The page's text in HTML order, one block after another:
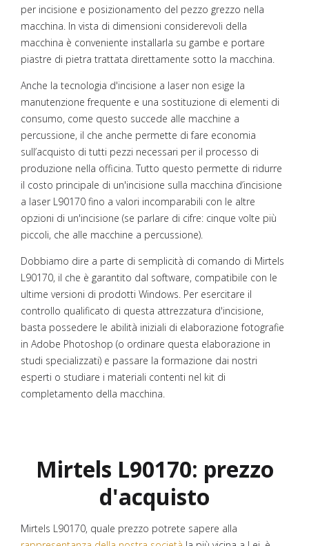
per incisione e posizionamento del pezzo grezzo nella
macchina. In vista di dimensioni considerevoli della
macchina è conveniente installarla su gambe e portare
piastre di pietra trattata direttamente sotto la macchina.
Anche la tecnologia d'incisione a laser non esige la
manutenzione frequente e una sostituzione di elementi di
consumo, come questo succede alle macchine a
percussione, il che anche permette di fare economia
sull’acquisto di tutti pezzi necessari per il processo di
produzione nella officina. Tutto questo permette di ridurre
il costo principale di un'incisione sulla macchina d’incisione
a laser L90170 fino a valori incomparabili con le altre
opzioni di un'incisione (se parlare di cifre: cinque volte più
piccoli, che alle macchine a percussione).
Dobbiamo dire a parte di semplicità di comando di Mirtels
L90170, il che è garantito dal software, compatibile con le
ultime versioni di prodotti Windows. Per esercitare il
controllo qualificato di questa attrezzatura d'incisione,
basta possedere le abilità iniziali di elaborazione fotografie
in Adobe Photoshop (o ordinare questa elaborazione in
studi specializzati) e passare la formazione dai nostri
esperti o studiare i materiali contenti nel kit di
completamento della macchina.
Mirtels L90170: prezzo
d'acquisto
Mirtels L90170, quale prezzo potrete sapere alla